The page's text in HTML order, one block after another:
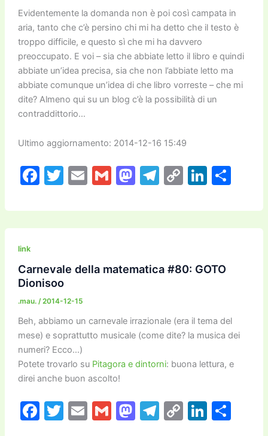
Evidentemente la domanda non è poi così campata in
aria, tanto che c’è persino chi mi ha detto che il testo è
troppo difficile, e questo sì che mi ha davvero
preoccupato. E voi – sia che abbiate letto il libro e quindi
abbiate un’idea precisa, sia che non l’abbiate letto ma
abbiate comunque un’idea di che libro vorreste – che mi
dite? Almeno qui su un blog c’è la possibilità di un
contraddittorio…
Ultimo aggiornamento: 2014-12-16 15:49
F
c
e
o
o
k
T
itt
er
E
ai
l
G
ai
l
M
st
o
o
T
e
gr
m
C
p
y
n
Li
k
e
n
C
n
di
link
Carnevale della matematica #80: GOTO
Dionisoo
.mau. /2014-12-15
Beh, abbiamo un carnevale irrazionale (era il tema del
mese) e soprattutto musicale (come dite? la musica dei
numeri? Ecco…)
Potete trovarlo su Pitagora e dintorni: buona lettura, e
direi anche buon ascolto!
F T E G M T C Li C